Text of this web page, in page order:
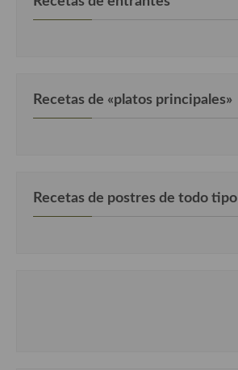
Recetas de «platos principales»
Recetas de postres de todo tipo